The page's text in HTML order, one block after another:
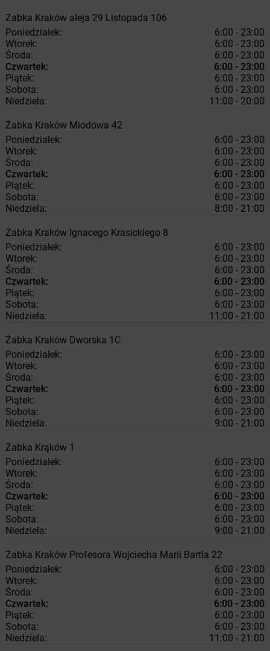
Żabka Kraków aleja 29 Listopada 106
Poniedziałek:
6:00 - 23:00
Wtorek:
6:00 - 23:00
Środa:
6:00 - 23:00
Czwartek:
6:00 - 23:00
Piątek:
6:00 - 23:00
Sobota:
6:00 - 23:00
Niedziela:
11:00 - 20:00
Żabka Kraków Miodowa 42
Poniedziałek:
6:00 - 23:00
Wtorek:
6:00 - 23:00
Środa:
6:00 - 23:00
Czwartek:
6:00 - 23:00
Piątek:
6:00 - 23:00
Sobota:
6:00 - 23:00
Niedziela:
8:00 - 21:00
Żabka Kraków Ignacego Krasickiego 8
Poniedziałek:
6:00 - 23:00
Wtorek:
6:00 - 23:00
Środa:
6:00 - 23:00
Czwartek:
6:00 - 23:00
Piątek:
6:00 - 23:00
Sobota:
6:00 - 23:00
Niedziela:
11:00 - 21:00
Żabka Kraków Dworska 1C
Poniedziałek:
6:00 - 23:00
Wtorek:
6:00 - 23:00
Środa:
6:00 - 23:00
Czwartek:
6:00 - 23:00
Piątek:
6:00 - 23:00
Sobota:
6:00 - 23:00
Niedziela:
9:00 - 21:00
Żabka Krąków 1
Poniedziałek:
6:00 - 23:00
Wtorek:
6:00 - 23:00
Środa:
6:00 - 23:00
Czwartek:
6:00 - 23:00
Piątek:
6:00 - 23:00
Sobota:
6:00 - 23:00
Niedziela:
9:00 - 21:00
Żabka Kraków Profesora Wojciecha Marii Bartla 22
Poniedziałek:
6:00 - 23:00
Wtorek:
6:00 - 23:00
Środa:
6:00 - 23:00
Czwartek:
6:00 - 23:00
Piątek:
6:00 - 23:00
Sobota:
6:00 - 23:00
Niedziela:
11:00 - 21:00